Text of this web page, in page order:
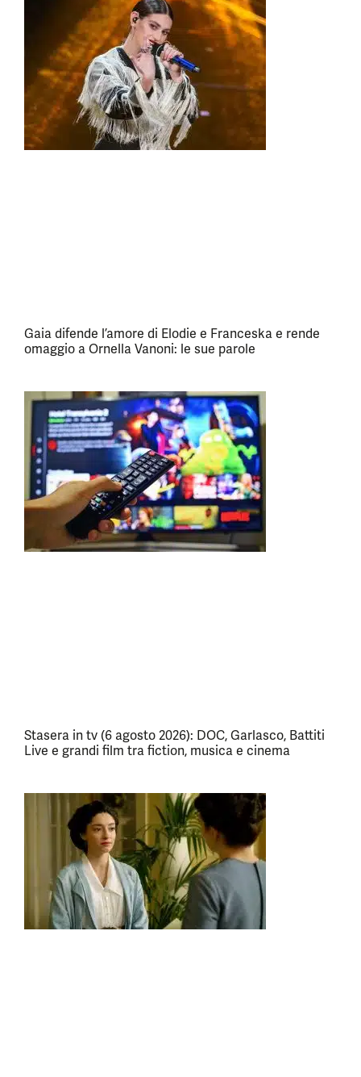
Gaia difende l’amore di Elodie e Franceska e rende
omaggio a Ornella Vanoni: le sue parole
Stasera in tv (6 agosto 2026): DOC, Garlasco, Battiti
Live e grandi film tra fiction, musica e cinema